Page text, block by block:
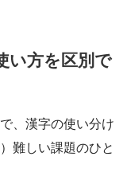
い方を区別で
、漢字の使い分け
難しい課題のひと